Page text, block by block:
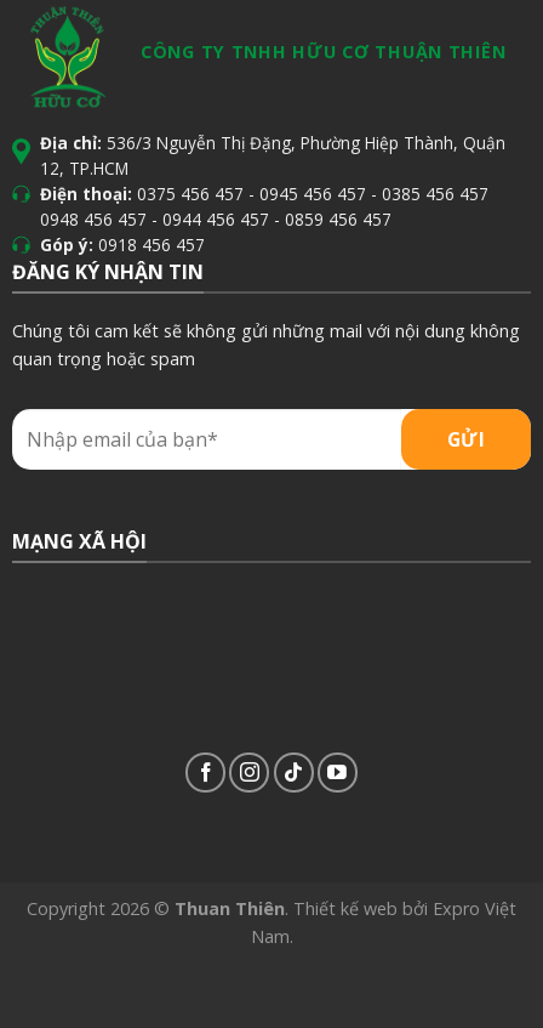
CÔNG TY TNHH HỮU CƠ THUẬN THIÊN
Địa chỉ: 536/3 Nguyễn Thị Đặng, Phường Hiệp Thành, Quận
12, TP.HCM
Điện thoại: 0375 456 457 - 0945 456 457 - 0385 456 457
0948 456 457 - 0944 456 457 - 0859 456 457
Góp ý: 0918 456 457
ĐĂNG KÝ NHẬN TIN
Chúng tôi cam kết sẽ không gửi những mail với nội dung không
quan trọng hoặc spam
MẠNG XÃ HỘI
Copyright 2026 © Thuan Thiên. Thiết kế web bởi Expro Việt
Nam.